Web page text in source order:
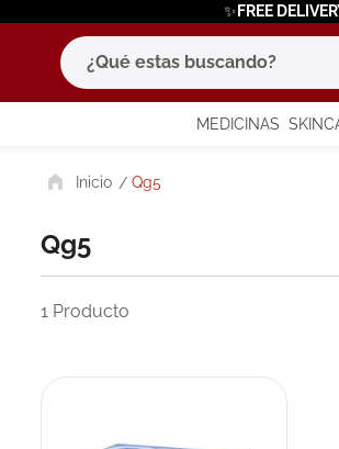
✨FREE
¿Qué estas buscando?
MEDICINAS
Qg5
Qg5
1 Producto
términos más
1. eucerin
6. degraler